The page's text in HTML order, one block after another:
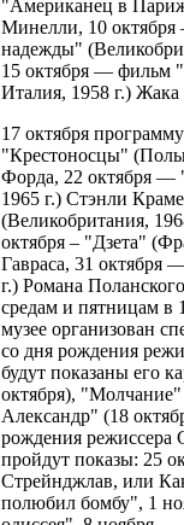
"Американец в
Минелли, 10
надежды"
15 октября —
Италия, 1958 г.) Жака
17 октября
"Крестоносцы"
Форда, 22 октября
1965 г.) Стэнли
(Великобритания,
октября – "Дзета"
Гавраса, 31
г.) Романа
средам и пятницам в
музее организован
со дня рождения
будут показаны его
октября),
Александр" (18
рождения режиссера
пройдут показы: 25
Стрейнджлав, или
полюбил бомбу", 1